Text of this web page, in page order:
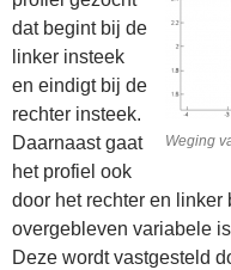
Weging
dat begint bij de
linker insteek
en eindigt bij de
rechter insteek.
Daarnaast gaat
het profiel ook
door het rechter en linker
overgebleven variabele
Deze wordt vastgesteld